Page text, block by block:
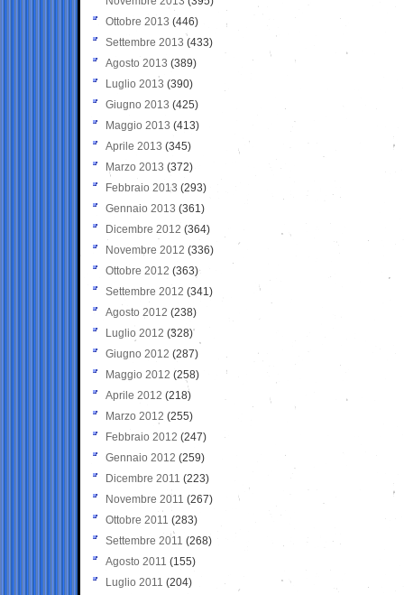
Ottobre 2013 (446)
Settembre 2013 (433)
Agosto 2013 (389)
Luglio 2013 (390)
Giugno 2013 (425)
Maggio 2013 (413)
Aprile 2013 (345)
Marzo 2013 (372)
Febbraio 2013 (293)
Gennaio 2013 (361)
Dicembre 2012 (364)
Novembre 2012 (336)
Ottobre 2012 (363)
Settembre 2012 (341)
Agosto 2012 (238)
Luglio 2012 (328)
Giugno 2012 (287)
Maggio 2012 (258)
Aprile 2012 (218)
Marzo 2012 (255)
Febbraio 2012 (247)
Gennaio 2012 (259)
Dicembre 2011 (223)
Novembre 2011 (267)
Ottobre 2011 (283)
Settembre 2011 (268)
Agosto 2011 (155)
Luglio 2011 (204)